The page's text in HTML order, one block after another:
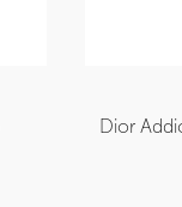
Dior